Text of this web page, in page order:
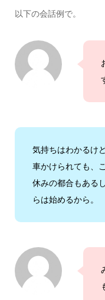
以下の会話例で。
気持ちはわかるけ
車かけられても、
休みの都合もある
らは始めるから。